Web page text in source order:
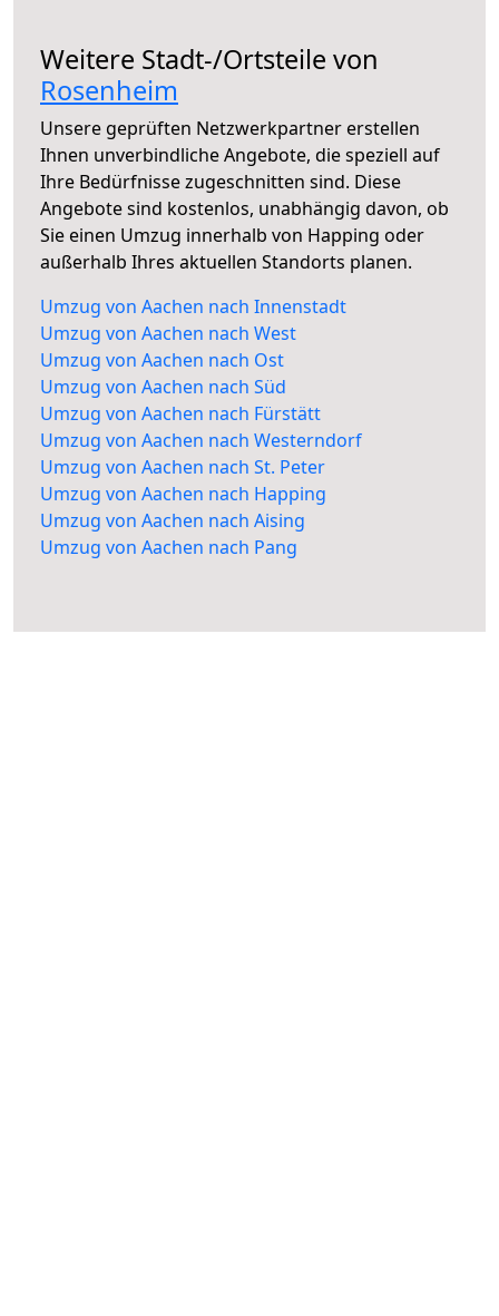
Weitere Stadt-/Ortsteile von
Rosenheim
Unsere geprüften Netzwerkpartner erstellen
Ihnen unverbindliche Angebote, die speziell auf
Ihre Bedürfnisse zugeschnitten sind. Diese
Angebote sind kostenlos, unabhängig davon, ob
Sie einen Umzug innerhalb von Happing oder
außerhalb Ihres aktuellen Standorts planen.
Umzug von Aachen nach Innenstadt
Umzug von Aachen nach West
Umzug von Aachen nach Ost
Umzug von Aachen nach Süd
Umzug von Aachen nach Fürstätt
Umzug von Aachen nach Westerndorf
Umzug von Aachen nach St. Peter
Umzug von Aachen nach Happing
Umzug von Aachen nach Aising
Umzug von Aachen nach Pang